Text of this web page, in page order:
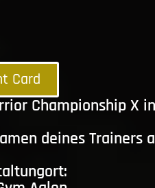
Card
Championship X
deines Trainers